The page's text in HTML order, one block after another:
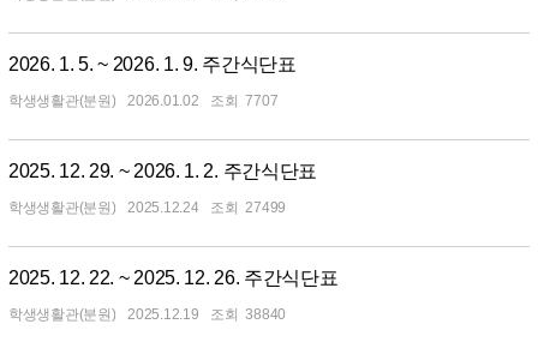
2026. 1. 5. ~ 2026. 1. 9. 주간식단표
학생생활관(분원) 2026.01.02 7707
2025. 12. 29. ~ 2026. 1. 2. 주간식단표
학생생활관(분원) 2025.12.24 27499
2025. 12. 22. ~ 2025. 12. 26. 주간식단표
학생생활관(분원) 2025.12.19 38840